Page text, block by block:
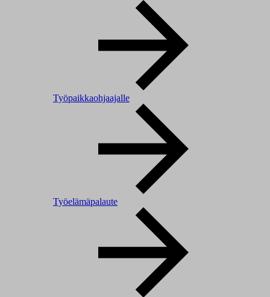
Työpaikkaohjaajalle
Työelämäpalaute